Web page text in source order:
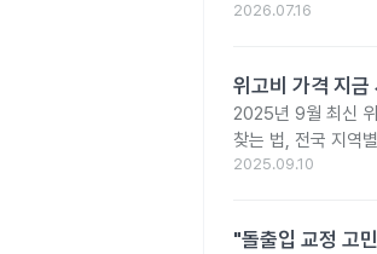
2026.07.16
위고비 가격 지금
2025년 9월 최신
찾는 법, 전국 지역
2025.09.10
"돌출입 교정 고